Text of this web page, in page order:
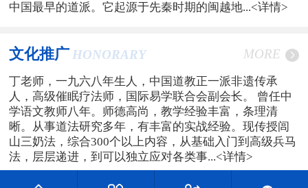
中国最早的道派。它起源于先秦时期的闽越地...<详情>
文化推广 HONORARY MORE
丁老师，一九六八年生人，中国道教正一派非遗传承
人，高级催眠疗法师，国际易学联合会副会长。 曾任中
学语文教师八年。师德高尚，教学经验丰富，条理清
晰。从事道法研究多年，有丰富的实战经验。现传授闾
山三奶法，综合300个以上内容，从基础入门到高级兵马
法，层层递进，到可以独立应对各类事...<详情>